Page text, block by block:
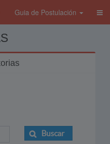
Guia de Postulación
Buscar